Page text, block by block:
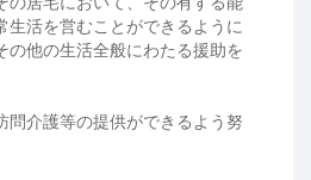
生活を営むことができるように
の他の生活全般にわたる援助を
問介護等の提供ができるよう努